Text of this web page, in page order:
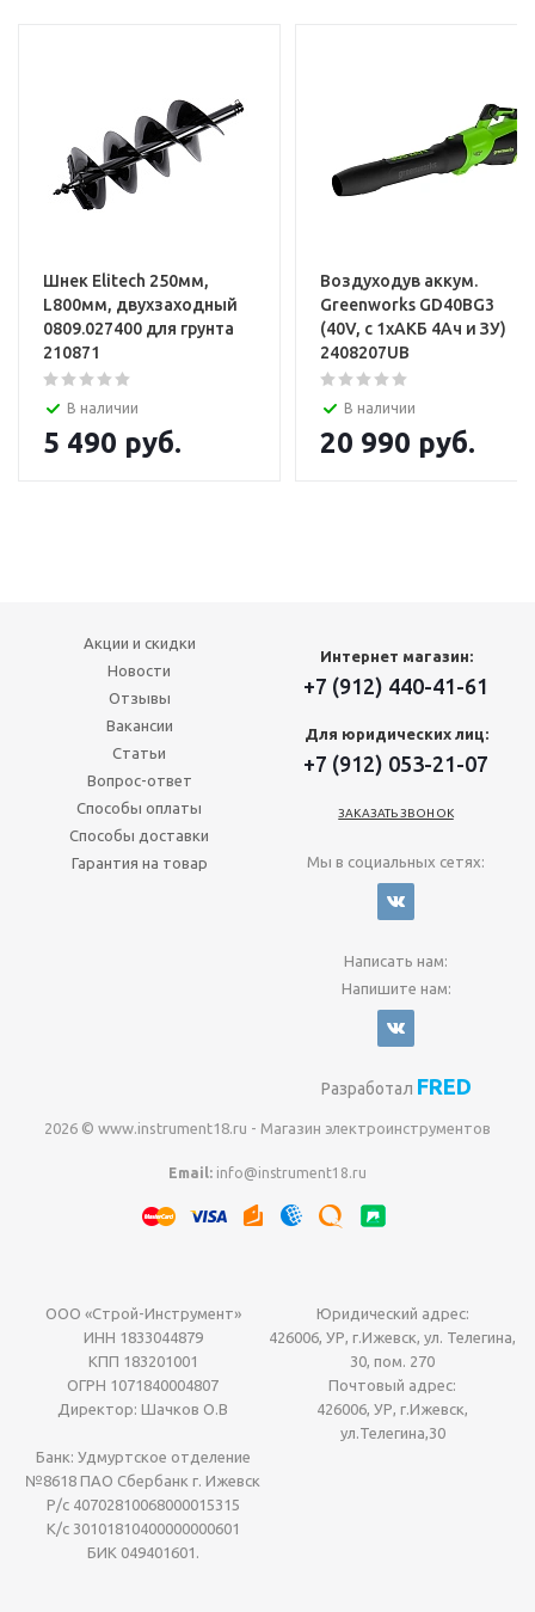
Шнек Elitech 250мм,
L800мм, двухзаходный
0809.027400 для грунта
210871
В наличии
5 490 руб.
Воздуходув аккум.
Greenworks GD40BG3
(40V, с 1хАКБ 4Ач и ЗУ)
2408207UB
В наличии
20 990 руб.
Акции и скидки
Новости
Отзывы
Вакансии
Статьи
Вопрос-ответ
Способы оплаты
Способы доставки
Гарантия на товар
Интернет магазин:
+7 (912) 440-41-61
Для юридических лиц:
+7 (912) 053-21-07
ЗАКАЗАТЬ ЗВОНОК
Мы в социальных сетях:
Написать нам:
Напишите нам:
Разработал FRED
2026 © www.instrument18.ru - Магазин электроинструментов
Email: info@instrument18.ru
ООО «Строй-Инструмент»
ИНН 1833044879
КПП 183201001
ОГРН 1071840004807
Директор: Шачков О.В
Юридический адрес:
426006, УР, г.Ижевск, ул. Телегина,
30, пом. 270
Почтовый адрес:
426006, УР, г.Ижевск,
ул.Телегина,30
Банк: Удмуртское отделение
№8618 ПАО Сбербанк г. Ижевск
Р/с 40702810068000015315
К/с 30101810400000000601
БИК 049401601.